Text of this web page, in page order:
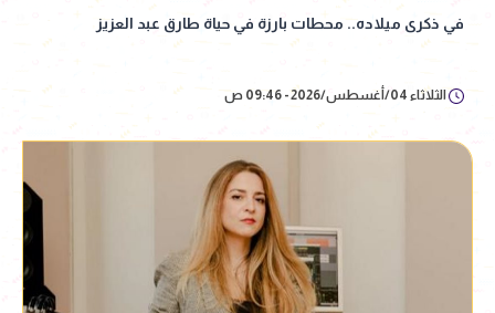
في ذكرى ميلاده.. محطات بارزة في حياة طارق عبد العزيز
الثلاثاء 04/أغسطس/2026 - 09:46 ص